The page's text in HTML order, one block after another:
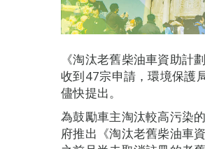
《淘汰老舊柴油車資助
收到47宗申請，環境保護
儘快提出。
為鼓勵車主淘汰較高污染
府推出《淘汰老舊柴油車